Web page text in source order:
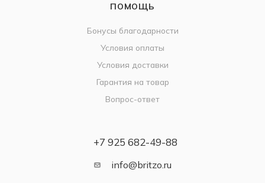
ПОМОЩЬ
Бонусы благодарности
Условия оплаты
Условия доставки
Гарантия на товар
Вопрос-ответ
+7 925 682-49-88
info@britzo.ru